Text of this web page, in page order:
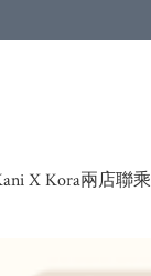
X Kora兩店聯乘